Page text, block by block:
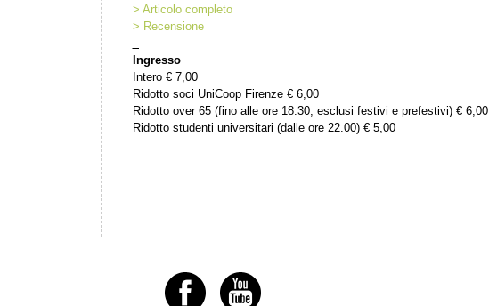
> Articolo completo
> Recensione
Ingresso
Intero € 7,00
Ridotto soci UniCoop Firenze € 6,00
Ridotto over 65 (fino alle ore 18.30, esclusi festivi e prefestivi) € 6,00
Ridotto studenti universitari (dalle ore 22.00) € 5,00